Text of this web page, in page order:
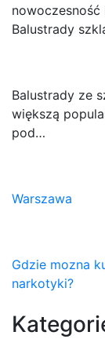
Balustrady
Balustrady ze
większą
pod…
Warszawa
wpisu
Gdzie mozna
narkotyki?